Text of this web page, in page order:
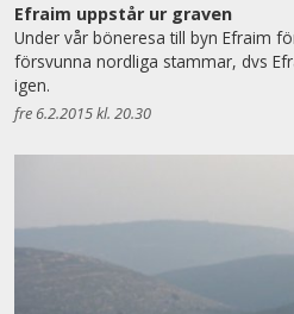
Efraim uppstår ur graven
Under vår böneresa till byn Efraim
försvunna nordliga stammar, dvs
igen.
fre 6.2.2015 kl. 20.30